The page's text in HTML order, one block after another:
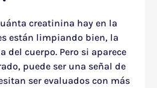
creatinina hay en la
están limpiando bien, la
del cuerpo. Pero si aparece
puede ser una señal de
ser evaluados con más